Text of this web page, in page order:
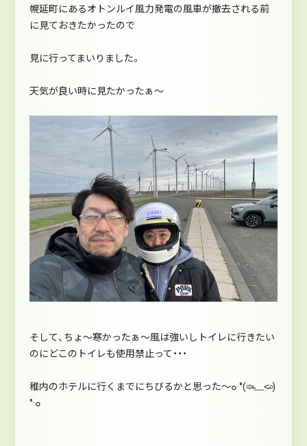
幌延町にあるオトンルイ風力発電の風車が撤去される前
に見ておきたかったので
見に行ってまいりました。
天気が良い時に見たかったぁ～
そして、ちょ～寒かったぁ～風は強いしトイレに行きたい
のにどこのトイレも使用禁止って・・・
稚内のホテルに行くまでにちびるかと思った～๐·°(৹˃̵﹏˂̵৹)
°·๐